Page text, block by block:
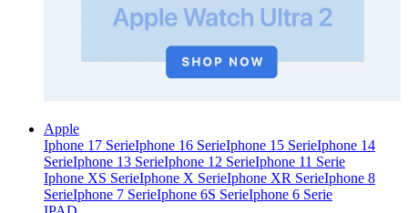
Apple
Iphone 17 SerieIphone 16 SerieIphone 15 SerieIphone 14
SerieIphone 13 SerieIphone 12 SerieIphone 11 Serie
Iphone XS SerieIphone X SerieIphone XR SerieIphone 8
SerieIphone 7 SerieIphone 6S SerieIphone 6 Serie